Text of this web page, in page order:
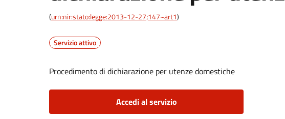
(urn:nir:stato:legge:2013-12-27;147~art1)
Servizio attivo
Procedimento di dichiarazione per utenze domestiche
Accedi al servizio